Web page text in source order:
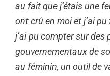
au fait que j’étais une
ont crû en moi et j’ai
j’ai pu compter sur des
gouvernementaux de
au féminin, un outil de